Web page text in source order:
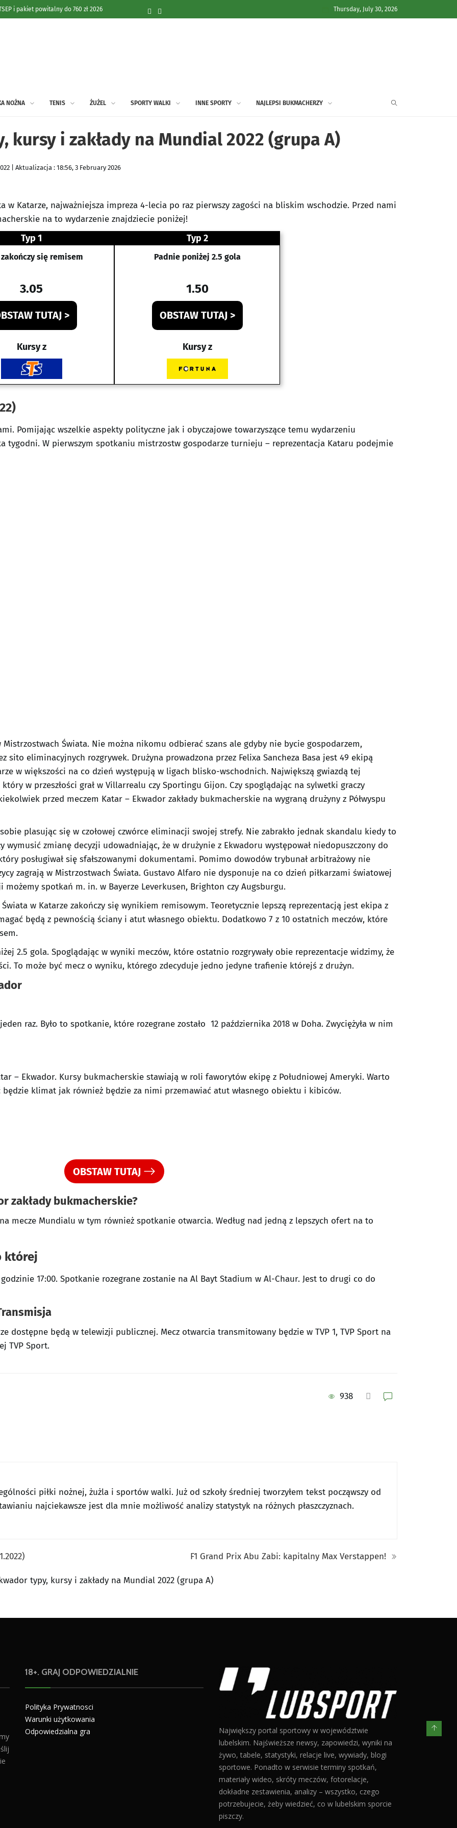
pakiet 255 zł i bonus 300 zł za gola
ostro do dziennikarza po katastrofie w
Z kim zagra w Lidze Europy?
Warunki transferu uzgodnione
Thursday, July 30, 2026
NOŻNA TENIS ŻUŻEL SPORTY WALKI INNE SPORTY NAJLEPSI BUKMACHERZY
i zakłady na Mundial 2022 (grupa A)
| Aktualizacja : 18:56, 3 February 2026
w Katarze, najważniejsza impreza 4-lecia po raz pierwszy zagości na bliskim wschodzie. Przed nami
na to wydarzenie znajdziecie poniżej!
Typ 1
zakończy się remisem
3.05
TUTAJ >
Kursy z
Typ 2
Padnie poniżej 2.5 gola
1.50
OBSTAW TUTAJ >
Kursy z
Pomijając wszelkie aspekty polityczne jak i obyczajowe towarzyszące temu wydarzeniu
tygodni. W pierwszym spotkaniu mistrzostw gospodarze turnieju – reprezentacja Kataru podejmie
Świata. Nie można nikomu odbierać szans ale gdyby nie bycie gospodarzem,
sito eliminacyjnych rozgrywek. Drużyna prowadzona przez Felixa Sancheza Basa jest 49 ekipą
w większości na co dzień występują w ligach blisko-wschodnich. Największą gwiazdą tej
w przeszłości grał w Villarrealu czy Sportingu Gijon. Czy spoglądając na sylwetki graczy
przed meczem Katar – Ekwador zakłady bukmacherskie na wygraną drużyny z Półwyspu
plasując się w czołowej czwórce eliminacji swojej strefy. Nie zabrakło jednak skandalu kiedy to
wymusić zmianę decyzji udowadniając, że w drużynie z Ekwadoru występował niedopuszczony do
posługiwał się sfałszowanymi dokumentami. Pomimo dowodów trybunał arbitrażowy nie
zagrają w Mistrzostwach Świata. Gustavo Alfaro nie dysponuje na co dzień piłkarzami światowej
spotkań m. in. w Bayerze Leverkusen, Brighton czy Augsburgu.
w Katarze zakończy się wynikiem remisowym. Teoretycznie lepszą reprezentacją jest ekipa z
będą z pewnością ściany i atut własnego obiektu. Dodatkowo 7 z 10 ostatnich meczów, które
2.5 gola. Spoglądając w wyniki meczów, które ostatnio rozgrywały obie reprezentacje widzimy, że
To może być mecz o wyniku, którego zdecyduje jedno jedyne trafienie którejś z drużyn.
raz. Było to spotkanie, które rozegrane zostało 12 października 2018 w Doha. Zwyciężyła w nim
– Ekwador. Kursy bukmacherskie stawiają w roli faworytów ekipę z Południowej Ameryki. Warto
będzie klimat jak również będzie za nimi przemawiać atut własnego obiektu i kibiców.
OBSTAW TUTAJ
zakłady bukmacherskie?
mecze Mundialu w tym również spotkanie otwarcia. Według nad jedną z lepszych ofert na to
której
17:00. Spotkanie rozegrane zostanie na Al Bayt Stadium w Al-Chaur. Jest to drugi co do
dostępne będą w telewizji publicznej. Mecz otwarcia transmitowany będzie w TVP 1, TVP Sport na
TVP Sport.
938
piłki nożnej, żużla i sportów walki. Już od szkoły średniej tworzyłem tekst począwszy od
najciekawsze jest dla mnie możliwość analizy statystyk na różnych płaszczyznach.
F1 Grand Prix Abu Zabi: kapitalny Max Verstappen!
typy, kursy i zakłady na Mundial 2022 (grupa A)
18+. GRAJ ODPOWIEDZIALNIE
Polityka Prywatnosci
Warunki użytkowania
Odpowiedzialna gra
Największy portal sportowy w województwie
lubelskim. Najświeższe newsy, zapowiedzi, wyniki na
żywo, tabele, statystyki, relacje live, wywiady, blogi
sportowe. Ponadto w serwisie terminy spotkań,
materiały wideo, skróty meczów, fotorelacje,
dokładne zestawienia, analizy – wszystko, czego
potrzebujecie, żeby wiedzieć, co w lubelskim sporcie
piszczy.